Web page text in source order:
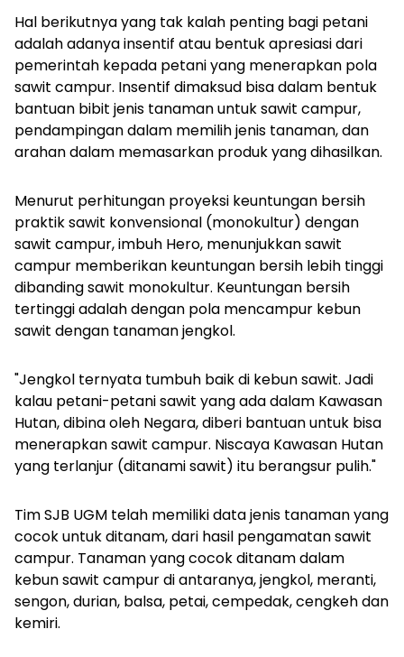
Hal berikutnya yang tak kalah penting bagi petani
adalah adanya insentif atau bentuk apresiasi dari
pemerintah kepada petani yang menerapkan pola
sawit campur. Insentif dimaksud bisa dalam bentuk
bantuan bibit jenis tanaman untuk sawit campur,
pendampingan dalam memilih jenis tanaman, dan
arahan dalam memasarkan produk yang dihasilkan.
Menurut perhitungan proyeksi keuntungan bersih
praktik sawit konvensional (monokultur) dengan
sawit campur, imbuh Hero, menunjukkan sawit
campur memberikan keuntungan bersih lebih tinggi
dibanding sawit monokultur. Keuntungan bersih
tertinggi adalah dengan pola mencampur kebun
sawit dengan tanaman jengkol.
"Jengkol ternyata tumbuh baik di kebun sawit. Jadi
kalau petani-petani sawit yang ada dalam Kawasan
Hutan, dibina oleh Negara, diberi bantuan untuk bisa
menerapkan sawit campur. Niscaya Kawasan Hutan
yang terlanjur (ditanami sawit) itu berangsur pulih."
Tim SJB UGM telah memiliki data jenis tanaman yang
cocok untuk ditanam, dari hasil pengamatan sawit
campur. Tanaman yang cocok ditanam dalam
kebun sawit campur di antaranya, jengkol, meranti,
sengon, durian, balsa, petai, cempedak, cengkeh dan
kemiri.